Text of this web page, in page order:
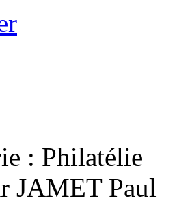
: Philatélie
JAMET Paul